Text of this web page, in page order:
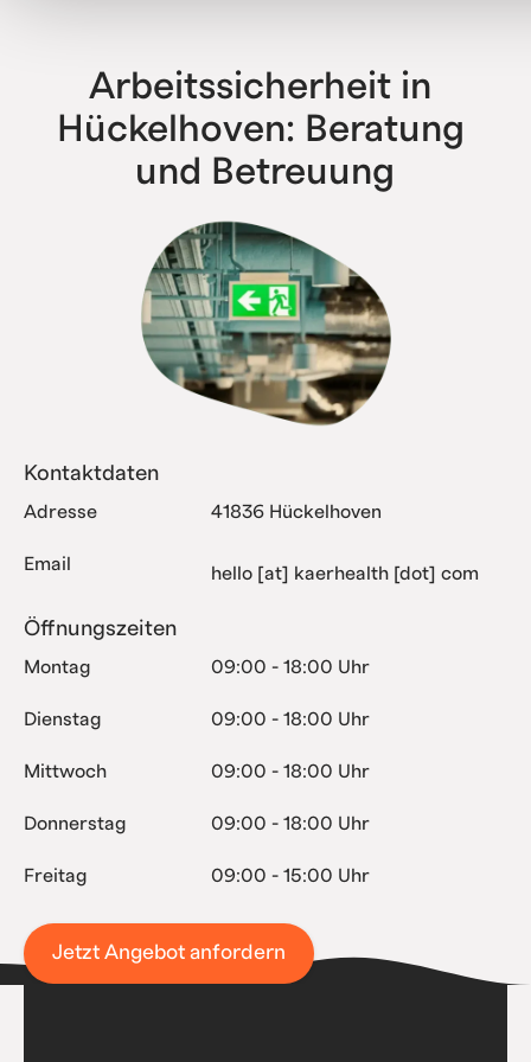
Arbeitssicherheit in
Hückelhoven: Beratung
und Betreuung
Kontaktdaten
Adresse 41836 Hückelhoven
Email hello [at] kaerhealth [dot] com
Öffnungszeiten
Montag 09:00 - 18:00 Uhr
Dienstag 09:00 - 18:00 Uhr
Mittwoch 09:00 - 18:00 Uhr
Donnerstag 09:00 - 18:00 Uhr
Freitag 09:00 - 15:00 Uhr
Jetzt Angebot anfordern